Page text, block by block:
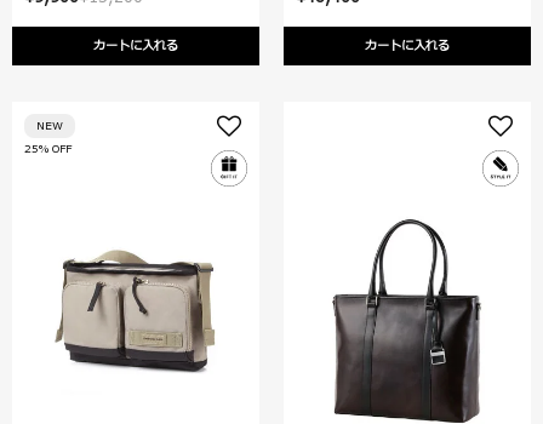
カートに入れる カートに入れる
25% OFF
NEW